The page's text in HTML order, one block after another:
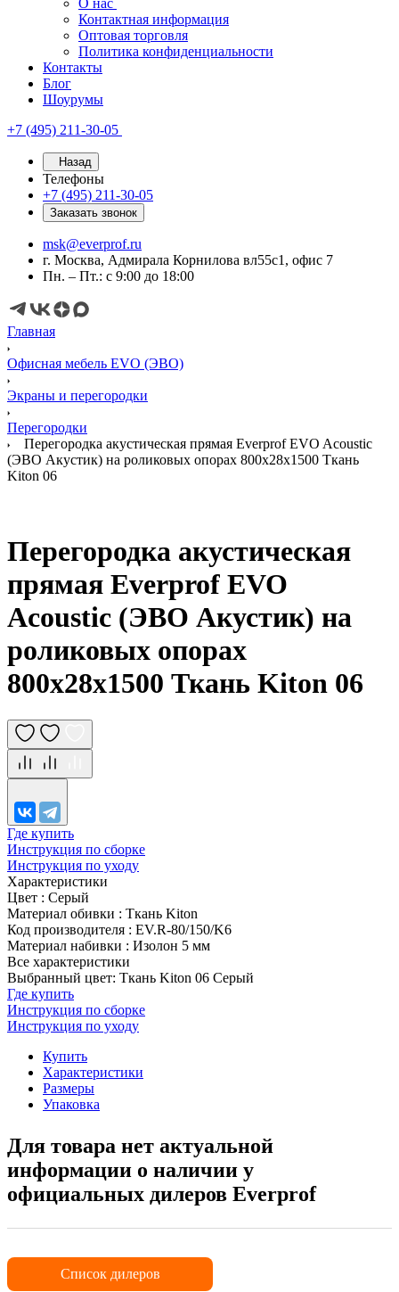
О нас
Контактная информация
Оптовая торговля
Политика конфиденциальности
Контакты
Блог
Шоурумы
+7 (495) 211-30-05
Назад
Телефоны
+7 (495) 211-30-05
Заказать звонок
msk@everprof.ru
г. Москва, Адмирала Корнилова вл55с1, офис 7
Пн. – Пт.: с 9:00 до 18:00
Главная
Офисная мебель EVO (ЭВО)
Экраны и перегородки
Перегородки
Перегородка акустическая прямая Everprof EVO Acoustic
(ЭВО Акустик) на роликовых опорах 800х28х1500 Ткань
Kiton 06
Перегородка акустическая
прямая Everprof EVO
Acoustic (ЭВО Акустик) на
роликовых опорах
800х28х1500 Ткань Kiton 06
Где купить
Инструкция по сборке
Инструкция по уходу
Характеристики
Цвет : Серый
Материал обивки : Ткань Kiton
Код производителя : EV.R-80/150/K6
Материал набивки : Изолон 5 мм
Все характеристики
Выбранный цвет: Ткань Kiton 06 Серый
Где купить
Инструкция по сборке
Инструкция по уходу
Купить
Характеристики
Размеры
Упаковка
Для товара нет актуальной
информации о наличии у
официальных дилеров Everprof
Список дилеров